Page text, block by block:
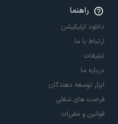
راهنما
دانلود اپلیکیشن
ارتباط با ما
تبلیغات
درباره ما
ابزار توسعه دهندگان
فرصت های شغلی
قوانین و مقررات